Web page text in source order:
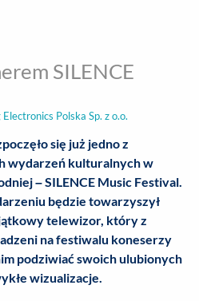
SILENCE
Electronics Polska Sp. z o.o.
się już jedno z
wydarzeń kulturalnych w
– SILENCE Music Festival.
będzie towarzyszył
telewizor, który z
na festiwalu koneserzy
podziwiać swoich ulubionych
wizualizacje.